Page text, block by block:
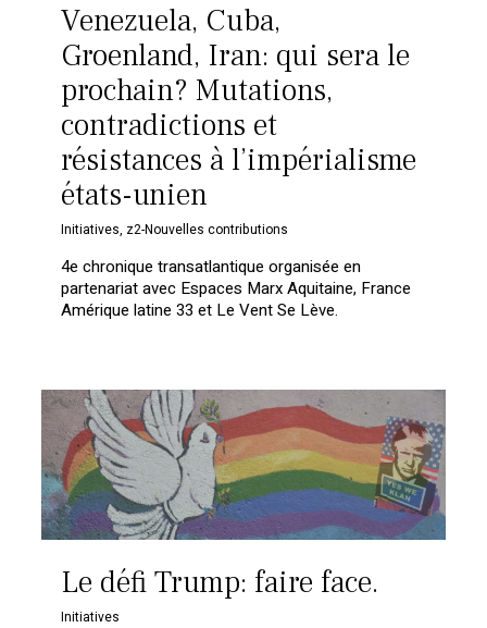
Venezuela, Cuba,
Groenland, Iran: qui sera le
prochain? Mutations,
contradictions et
résistances à l’impérialisme
états-unien
Initiatives, z2-Nouvelles contributions
4e chronique transatlantique organisée en
partenariat avec Espaces Marx Aquitaine, France
Amérique latine 33 et Le Vent Se Lève.
Le défi Trump: faire face.
Initiatives